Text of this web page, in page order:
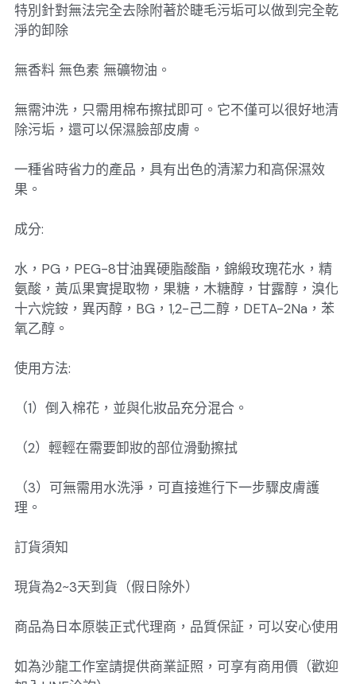
特別針對無法完全去除附著於睫毛污垢可以做到完全乾
淨的卸除
無香料 無色素 無礦物油。
無需沖洗，只需用棉布擦拭即可。它不僅可以很好地清
除污垢，還可以保濕臉部皮膚。
一種省時省力的產品，具有出色的清潔力和高保濕效
果。
成分:
水，PG，PEG-8甘油異硬脂酸酯，錦緞玫瑰花水，精
氨酸，黃瓜果實提取物，果糖，木糖醇，甘露醇，溴化
十六烷銨，異丙醇，BG，1,2-己二醇，DETA-2Na，苯
氧乙醇。
使用方法:
（1）倒入棉花，並與化妝品充分混合。
（2）輕輕在需要卸妝的部位滑動擦拭
（3）可無需用水洗淨，可直接進行下一步驟皮膚護
理。
訂貨須知
現貨為2~3天到貨（假日除外）
商品為日本原裝正式代理商，品質保証，可以安心使用
如為沙龍工作室請提供商業証照，可享有商用價（歡迎